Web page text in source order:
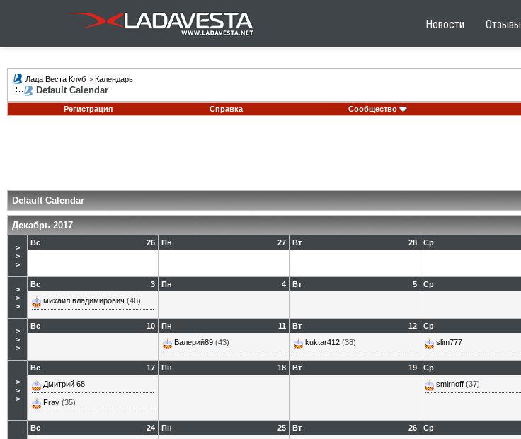
Новости Отзывы
Лада Веста Клуб > Календарь
Default Calendar
Регистрация
Справка Сообщество
Default Calendar
Декабрь 2017
>
>
>
26
Вс 27
Пн 28
Вт Ср
>
>
>
3
Вс
михаил владимирович (46)
4
Пн 5
Вт Ср
>
>
>
10
Вс 11
Пн
Валерий89 (43)
12
Вт
kuktar412 (38)
Ср
slim777
>
>
>
17
Вс
Дмитрий 68
Fray (35)
18
Пн 19
Вт
Ср
smirnoff (37)
24
Вс
25
Пн 26
Вт
Ср